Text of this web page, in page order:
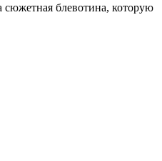
блевотина, которую